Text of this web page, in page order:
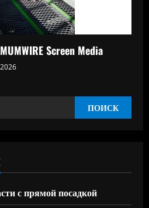
Screen Media
с прямой посадкой